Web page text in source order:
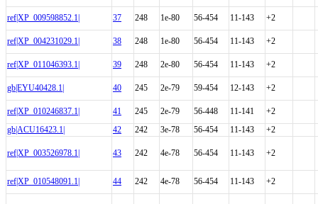
ref|XP_009598852.1| 37 248 1e-80 56-454 11-143 +2
ref|XP_004231029.1| 38 248 1e-80 56-454 11-143 +2
ref|XP_011046393.1| 39 248 2e-80 56-454 11-143 +2
gb|EYU40428.1| 40 245 2e-79 59-454 12-143 +2
ref|XP_010246837.1| 41 245 2e-79 56-448 11-141
+2
gb|ACU16423.1|
42 242 3e-78 56-454 11-143 +2
ref|XP_003526978.1| 43 242 4e-78 56-454 11-143 +2
ref|XP_010548091.1| 44 242 4e-78 56-454 11-143 +2